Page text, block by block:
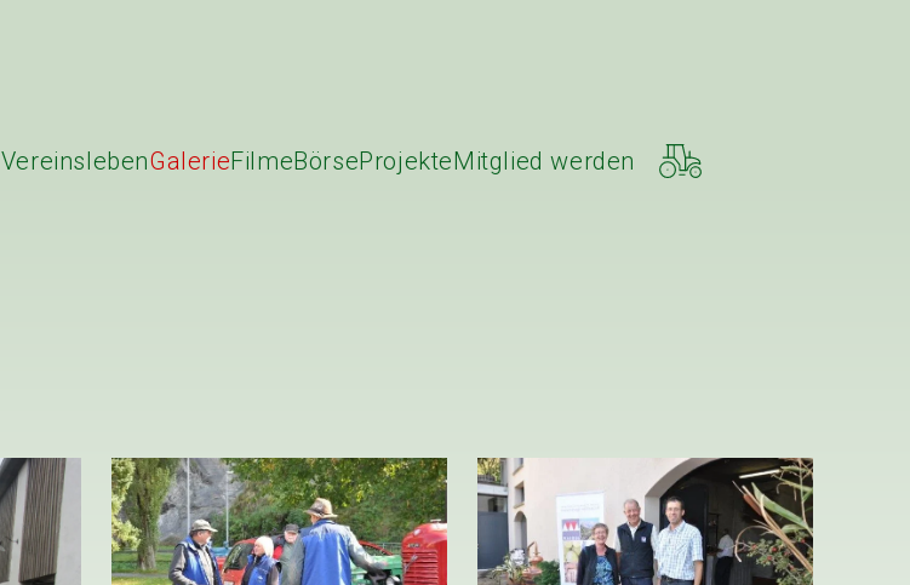
VereinslebenGalerieFilmeBörseProjekteMitglied werden